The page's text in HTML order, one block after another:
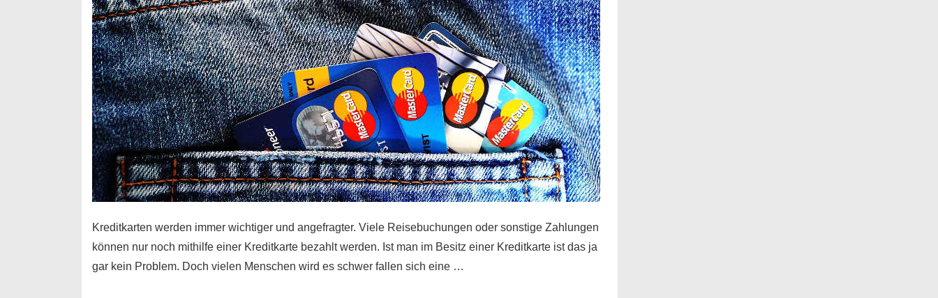
Kreditkarten werden immer wichtiger und angefragter. Viele Reisebuchungen oder sonstige Zahlungen
können nur noch mithilfe einer Kreditkarte bezahlt werden. Ist man im Besitz einer Kreditkarte ist das ja
gar kein Problem. Doch vielen Menschen wird es schwer fallen sich eine …